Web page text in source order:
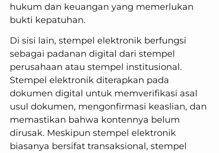
hukum dan keuangan yang memerlukan
bukti kepatuhan.
Di sisi lain, stempel elektronik berfungsi
sebagai padanan digital dari stempel
perusahaan atau stempel institusional.
Stempel elektronik diterapkan pada
dokumen digital untuk memverifikasi asal
usul dokumen, mengonfirmasi keaslian, dan
memastikan bahwa kontennya belum
dirusak. Meskipun stempel elektronik
biasanya bersifat transaksional, stempel